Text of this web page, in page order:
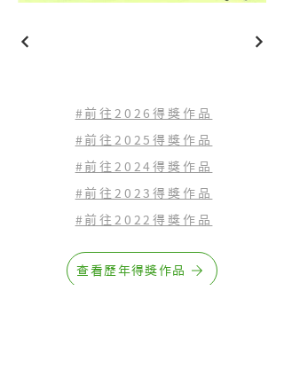
#前往2026得獎作品
#前往2025得獎作品
#前往2024得獎作品
#前往2023得獎作品
#前往2022得獎作品
查看歷年得獎作品